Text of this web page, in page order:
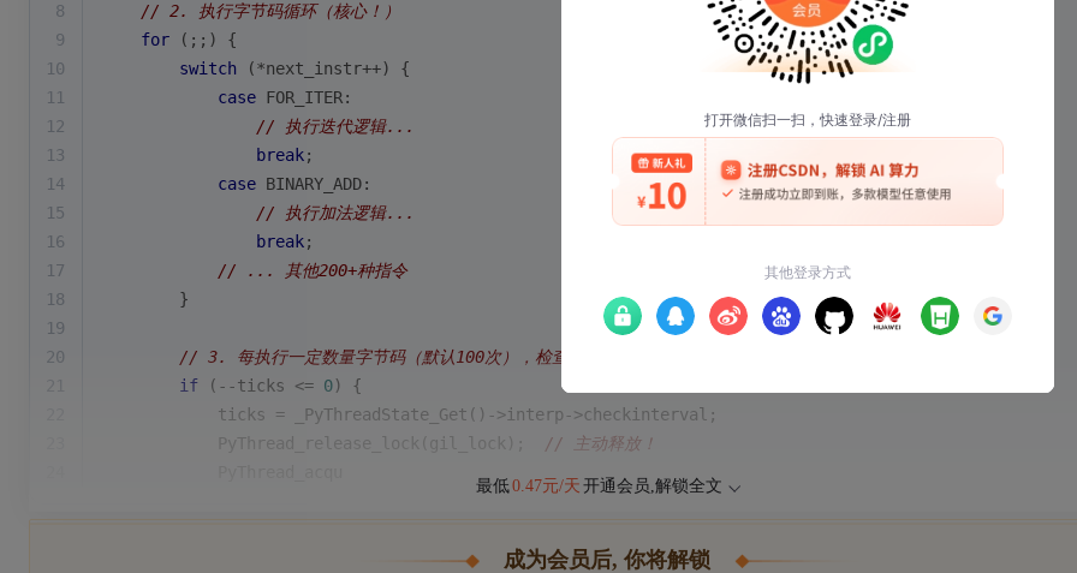
8
// 2. 执行字节码循环（核心！）
9
for (;;) {
10
switch (*next_instr++) {
11
case FOR_ITER:
12
// 执行迭代逻辑...
13
break;
14
case BINARY_ADD:
15
// 执行加法逻辑...
16
break;
17
// ... 其他200+种指令
18
        }
19
20
// 3. 每执行一定数量字节码（默认100次），检查是否需让出GIL
21
if (--ticks <= 0) {
            ticks = _PyThreadState_Get()->interp->checkinterval;
            PyThread_release_lock(gil_lock);
// 主动释放！
最低0.47元/天 开通会员,解锁全文
成为会员后, 你将解锁